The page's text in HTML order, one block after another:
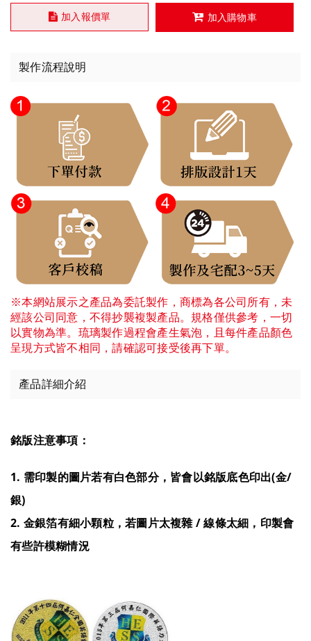
加入報價單 加入購物車
製作流程說明
※本網站展示之產品為委託製作，商標為各公司所有，未
經該公司同意，不得抄襲複製產品。規格僅供參考，一切
以實物為準。琉璃製作過程會產生氣泡，且每件產品顏色
呈現方式皆不相同，請確認可接受後再下單。
產品詳細介紹
銘版注意事項：
1. 需印製的圖片若有白色部分，皆會以銘版底色印出(金/
銀)
2. 金銀箔有細小顆粒，若圖片太複雜 / 線條太細，印製會
有些許模糊情況